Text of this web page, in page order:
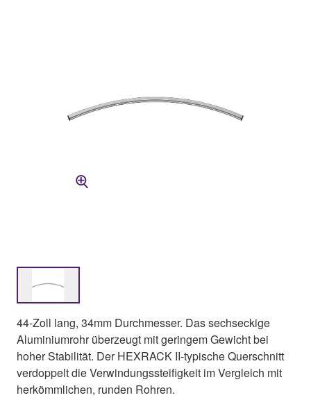
44-Zoll lang, 34mm Durchmesser. Das sechseckige
Aluminiumrohr überzeugt mit geringem Gewicht bei
hoher Stabilität. Der HEXRACK II-typische Querschnitt
verdoppelt die Verwindungssteifigkeit im Vergleich mit
herkömmlichen, runden Rohren.